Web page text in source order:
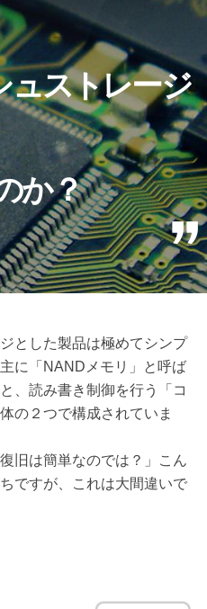
ュストレージ
か？
とした製品は極めてシンプ
に「NANDメモリ」と呼ば
、読み書き制御を行う「コ
の２つで構成されていま
旧は簡単なのでは？」こん
ですが、これは大間違いで